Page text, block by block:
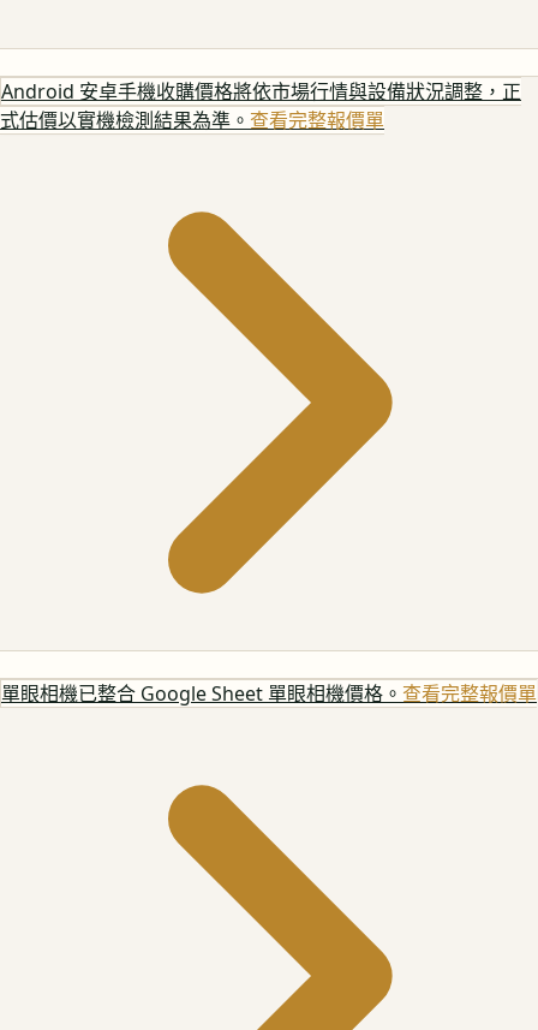
Android 安卓手機收購價格將依市場行情與設備狀況調整，正
式估價以實機檢測結果為準。 查看完整報價單
單眼相機已整合 Google Sheet 單眼相機價格。 查看完整報價單